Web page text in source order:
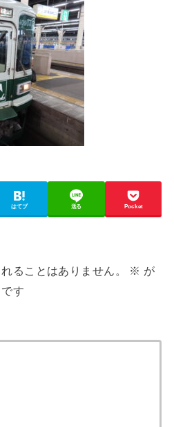
はてブ 送る Pocket
ることはありません。 ※ が
す